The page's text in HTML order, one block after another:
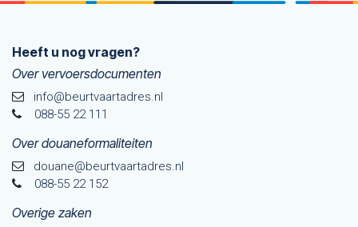
Heeft u nog vragen?
Over vervoersdocumenten
info@beurtvaartadres.nl
088-55 22 111
Over douaneformaliteiten
douane@beurtvaarta​dres.nl
088-55 22 152
Overige zaken